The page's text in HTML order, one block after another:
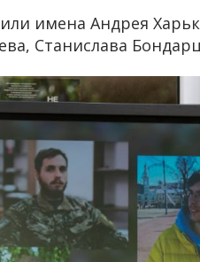
имена Андрея
Станислава